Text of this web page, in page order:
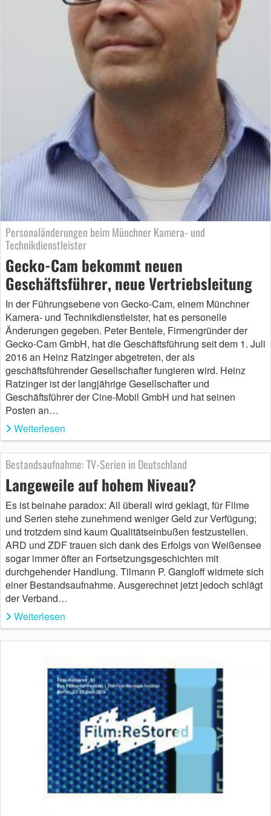
Personaländerungen beim Münchner Kamera- und
Technikdienstleister
Gecko-Cam bekommt neuen
Geschäftsführer, neue Vertriebsleitung
In der Führungsebene von Gecko-Cam, einem Münchner
Kamera- und Technikdienstleister, hat es personelle
Änderungen gegeben. Peter Bentele, Firmengründer der
Gecko-Cam GmbH, hat die Geschäftsführung seit dem 1. Juli
2016 an Heinz Ratzinger abgetreten, der als
geschäftsführender Gesellschafter fungieren wird. Heinz
Ratzinger ist der langjährige Gesellschafter und
Geschäftsführer der Cine-Mobil GmbH und hat seinen
Posten an…
Weiterlesen
Bestandsaufnahme: TV-Serien in Deutschland
Langeweile auf hohem Niveau?
Es ist beinahe paradox: All überall wird geklagt, für Filme
und Serien stehe zunehmend weniger Geld zur Verfügung;
und trotzdem sind kaum Qualitätseinbußen festzustellen.
ARD und ZDF trauen sich dank des Erfolgs von Weißensee
sogar immer öfter an Fortsetzungsgeschichten mit
durchgehender Handlung. Tilmann P. Gangloff widmete sich
einer Bestandsaufnahme. Ausgerechnet jetzt jedoch schlägt
der Verband…
Weiterlesen